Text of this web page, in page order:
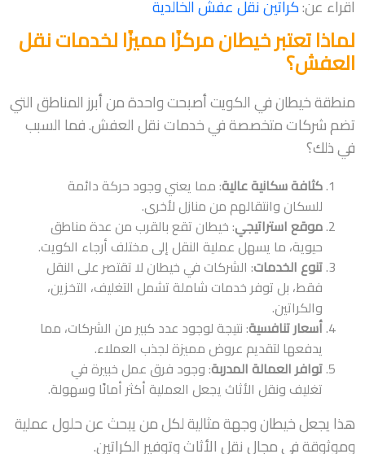
اقراء عن:كراتين نقل عفش الخالدية
لماذا تعتبر خيطان مركزًا مميزًا لخدمات نقل
العفش؟
منطقة خيطان في الكويت أصبحت واحدة من أبرز المناطق التي
تضم شركات متخصصة في خدمات نقل العفش. فما السبب
في ذلك؟
كثافة سكانية عالية: مما يعني وجود حركة دائمة
للسكان وانتقالهم من منازل لأخرى.
موقع استراتيجي: خيطان تقع بالقرب من عدة مناطق
حيوية، ما يسهل عملية النقل إلى مختلف أرجاء الكويت.
تنوع الخدمات: الشركات في خيطان لا تقتصر على النقل
فقط، بل توفر خدمات شاملة تشمل التغليف، التخزين،
والكراتين.
أسعار تنافسية: نتيجة لوجود عدد كبير من الشركات، مما
يدفعها لتقديم عروض مميزة لجذب العملاء.
توافر العمالة المدربة: وجود فرق عمل خبيرة في
تغليف ونقل الأثاث يجعل العملية أكثر أمانًا وسهولة.
هذا يجعل خيطان وجهة مثالية لكل من يبحث عن حلول عملية
وموثوقة في مجال نقل الأثاث وتوفير الكراتين.